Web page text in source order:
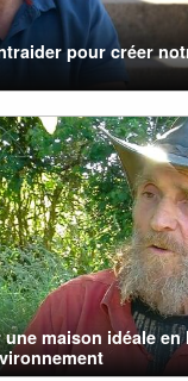
pour créer
maison idéale en